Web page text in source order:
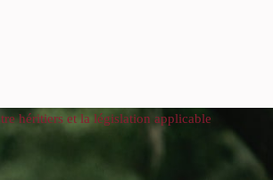
héritiers et la législation applicable